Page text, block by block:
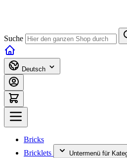
Suche
Deutsch
Bricks
Bricklets
Untermenü für